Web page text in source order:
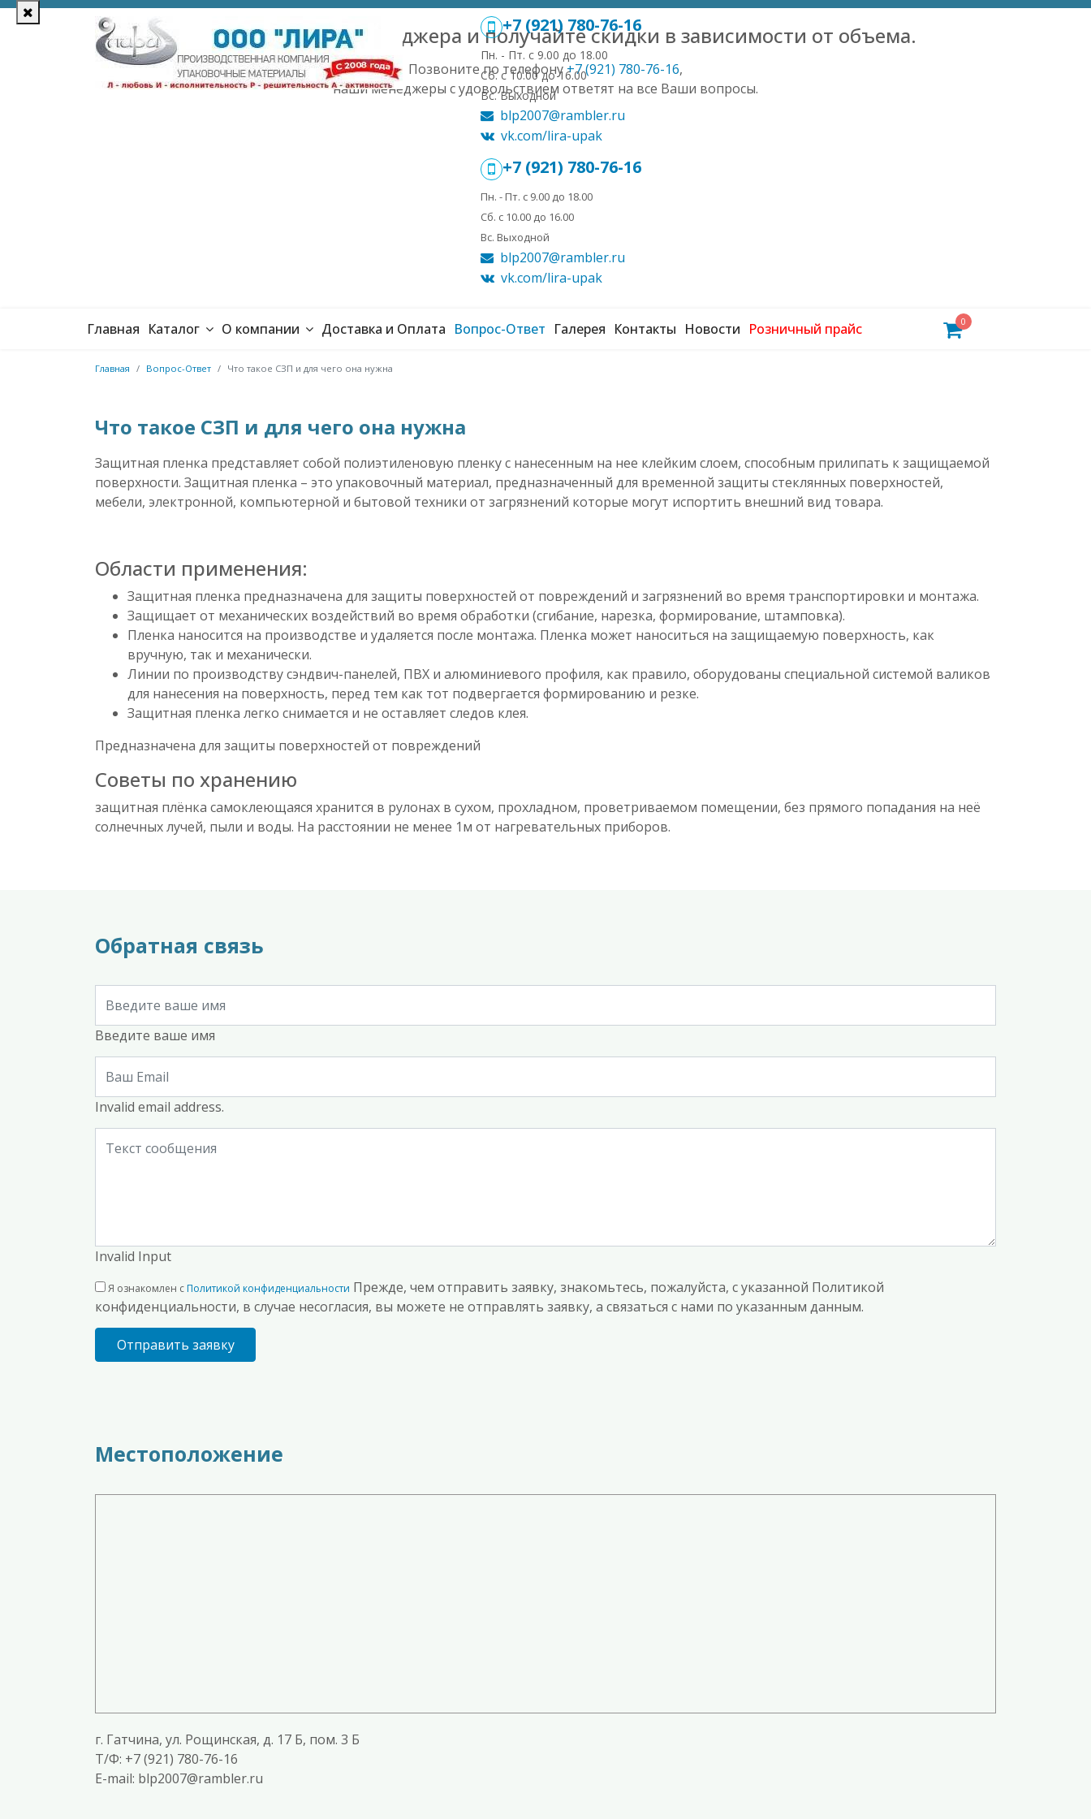
Уточняйте цены у менеджера и получайте скидки в зависимости от объема.
Позвоните по телефону+7 (921) 780-76-16,
наши менеджеры с удовольствием ответят на все Ваши вопросы.
+7 (921) 780-76-16
Пн. - Пт. с 9.00 до 18.00
Сб. с 10.00 до 16.00
Вс. Выходной
blp2007@rambler.ru
vk.com/lira-upak
+7 (921) 780-76-16
Пн. - Пт. с 9.00 до 18.00
Сб. с 10.00 до 16.00
Вс. Выходной
blp2007@rambler.ru
vk.com/lira-upak
Главная Каталог О компании Доставка и Оплата Вопрос-Ответ Галерея Контакты Новости Розничный прайс 0
Главная Вопрос-Ответ Что такое СЗП и для чего она нужна
Что такое СЗП и для чего она нужна
Защитная пленка представляет собой полиэтиленовую пленку с нанесенным на нее клейким слоем, способным прилипать к защищаемой
поверхности. Защитная пленка – это упаковочный материал, предназначенный для временной защиты стеклянных поверхностей,
мебели, электронной, компьютерной и бытовой техники от загрязнений которые могут испортить внешний вид товара.
Области применения:
Защитная пленка предназначена для защиты поверхностей от повреждений и загрязнений во время транспортировки и монтажа.
Защищает от механических воздействий во время обработки (сгибание, нарезка, формирование, штамповка).
Пленка наносится на производстве и удаляется после монтажа. Пленка может наноситься на защищаемую поверхность, как
вручную, так и механически.
Линии по производству сэндвич-панелей, ПВХ и алюминиевого профиля, как правило, оборудованы специальной системой валиков
для нанесения на поверхность, перед тем как тот подвергается формированию и резке.
Защитная пленка легко снимается и не оставляет следов клея.
Предназначена для защиты поверхностей от повреждений
Советы по хранению
защитная плёнка самоклеющаяся хранится в рулонах в сухом, прохладном, проветриваемом помещении, без прямого попадания на неё
солнечных лучей, пыли и воды. На расстоянии не менее 1м от нагревательных приборов.
Обратная связь
Введите ваше имя
Invalid email address.
Invalid Input
Я ознакомлен с Политикой конфиденциальности Прежде, чем отправить заявку, знакомьтесь, пожалуйста, с указанной Политикой
конфиденциальности, в случае несогласия, вы можете не отправлять заявку, а связаться с нами по указанным данным.
Отправить заявку
Местоположение
г. Гатчина, ул. Рощинская, д. 17 Б, пом. 3 Б
T/Ф: +7 (921) 780-76-16
E-mail: blp2007@rambler.ru